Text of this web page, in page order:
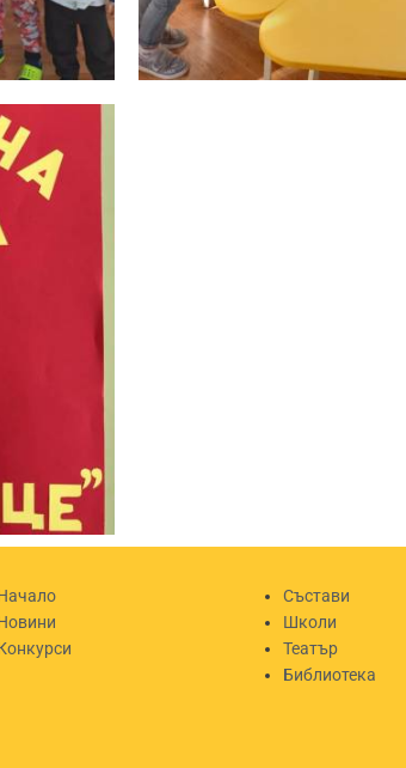
Състави
Школи
Театър
Библиотека